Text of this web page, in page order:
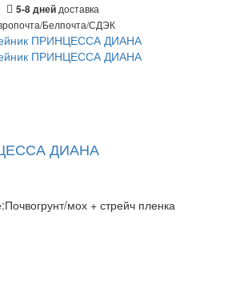
5-8 дней доставка
Белпочта/СДЭК
ДИАНА
:Почвогрунт/мох + стрейч пленка